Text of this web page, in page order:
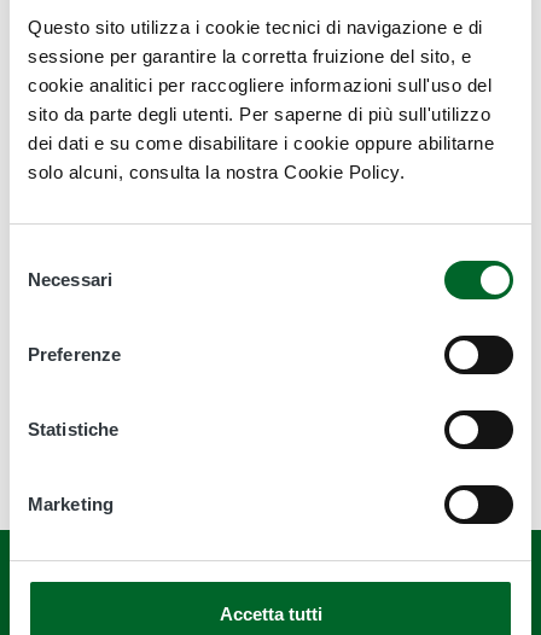
Questo sito utilizza i cookie tecnici di navigazione e di
sessione per garantire la corretta fruizione del sito, e
cookie analitici per raccogliere informazioni sull'uso del
sito da parte degli utenti. Per saperne di più sull'utilizzo
dei dati e su come disabilitare i cookie oppure abilitarne
solo alcuni, consulta la nostra Cookie Policy.
delNecessari
Preferenze
Statistiche
Marketing
Accetta tutti
ALLEGATI
GRADUATORIA FINALE DI MERITO - Allegato n.2 al
Ultimo aggiornamento